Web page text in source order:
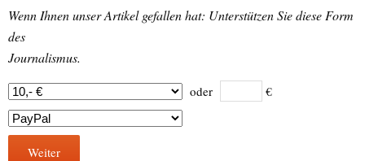
Wenn Ihnen unser Artikel gefallen hat: Unterstützen Sie diese Form
des
Journalismus.
oder €
Weiter